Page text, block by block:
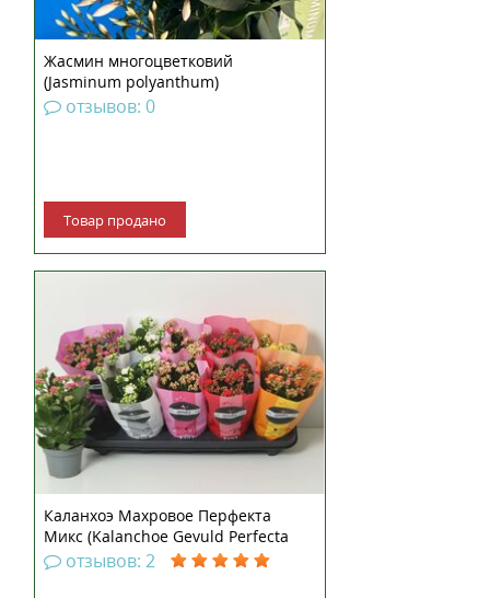
Жасмин многоцветковий
(Jasminum polyanthum)
отзывов: 0
Товар продано
Каланхоэ Махровое Перфекта
Микс (Kalanchoe Gevuld Perfecta
Mix)отзывов: 2